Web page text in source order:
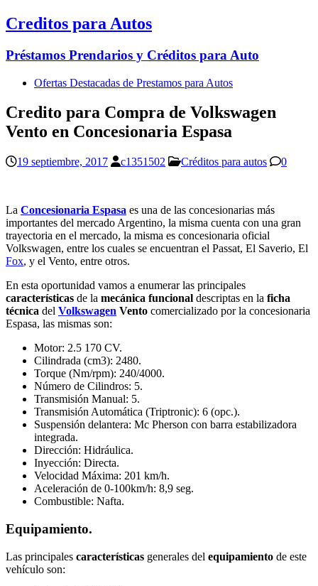
Creditos para Autos
Préstamos Prendarios y Créditos para Auto
Ofertas Destacadas de Prestamos para Autos
Credito para Compra de Volkswagen
Vento en Concesionaria Espasa
19 septiembre, 2017 c1351502 Créditos para autos 0
La Concesionaria Espasa es una de las concesionarias más
importantes del mercado Argentino, la misma cuenta con una gran
trayectoria en el mercado, la misma es concesionaria oficial
Volkswagen, entre los cuales se encuentran el Passat, El Saverio, El
Fox, y el Vento, entre otros.
En esta oportunidad vamos a enumerar las principales
características de la mecánica funcional descriptas en la ficha
técnica del Volkswagen Vento comercializado por la concesionaria
Espasa, las mismas son:
Motor: 2.5 170 CV.
Cilindrada (cm3): 2480.
Torque (Nm/rpm): 240/4000.
Número de Cilindros: 5.
Transmisión Manual: 5.
Transmisión Automática (Triptronic): 6 (opc.).
Suspensión delantera: Mc Pherson con barra estabilizadora
integrada.
Dirección: Hidráulica.
Inyección: Directa.
Velocidad Máxima: 201 km/h.
Aceleración de 0-100km/h: 8,9 seg.
Combustible: Nafta.
Equipamiento.
Las principales características generales del equipamiento de este
vehículo son: